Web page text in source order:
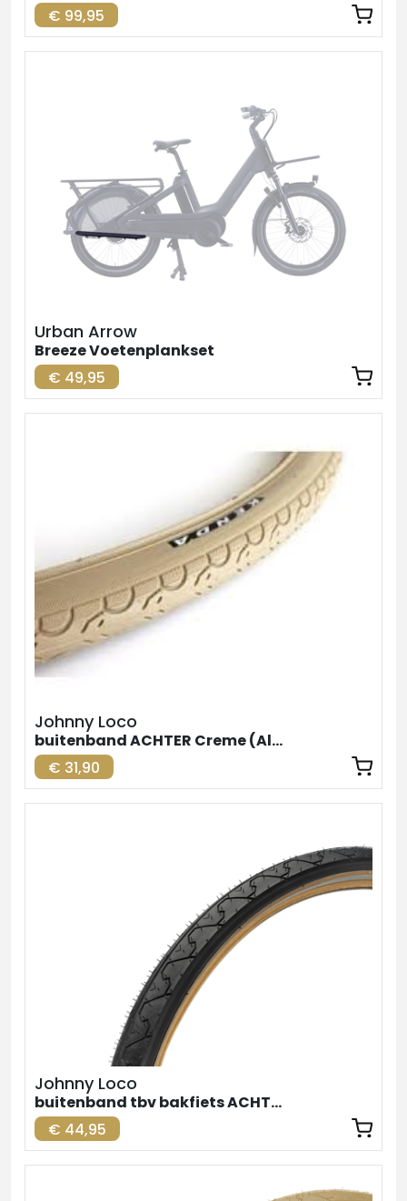
€ 99,95
Urban Arrow
Breeze Voetenplankset
€ 49,95
Johnny Loco
buitenband ACHTER Creme (Alternatief 1
€ 31,90
Johnny Loco
buitenband tbv bakfiets ACHTER zw-br. 26inch
€ 44,95